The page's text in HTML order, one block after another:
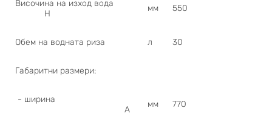
Височина на изход вода
H
мм 550
Обем на водната риза л 30
Габаритни размери:
- ширина
A
мм 770